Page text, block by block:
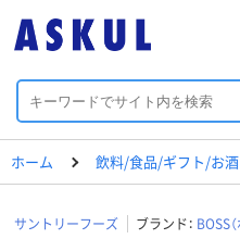
ホーム 飲料/食品/ギフト/お酒
サントリーフーズ ブランド： BOSS（